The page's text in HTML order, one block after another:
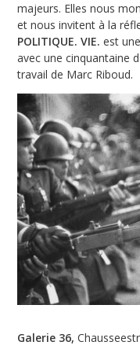
:
s
e
p
t
e
m
b
r
e
2
majeurs. Elles nous
et nous invitent à la
POLITIQUE. VIE. est
avec une cinquantaine
travail de Marc Riboud.
Galerie 36,